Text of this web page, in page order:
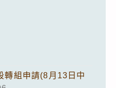
轉組申請(8月13日中